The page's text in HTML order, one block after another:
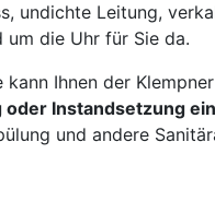
undichte Leitung,
die Uhr für Sie da.
Ihnen der
oder Instandsetzung
und andere